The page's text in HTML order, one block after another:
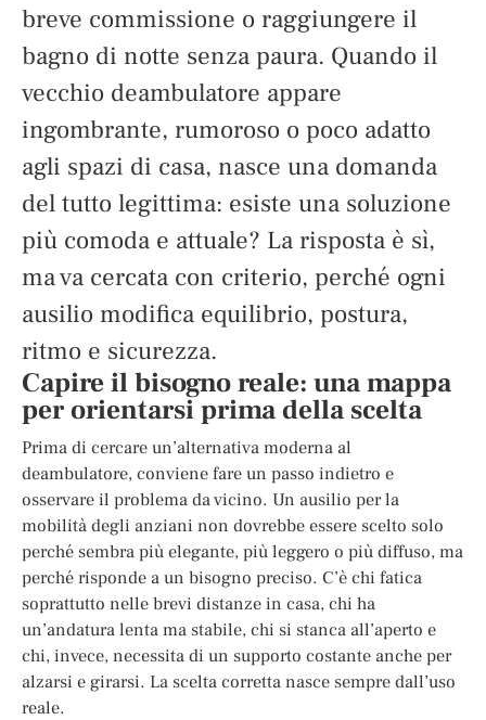
breve commissione o raggiungere il
bagno di notte senza paura. Quando il
vecchio deambulatore appare
ingombrante, rumoroso o poco adatto
agli spazi di casa, nasce una domanda
del tutto legittima: esiste una soluzione
più comoda e attuale? La risposta è sì,
ma va cercata con criterio, perché ogni
ausilio modifica equilibrio, postura,
ritmo e sicurezza.
Capire il bisogno reale: una mappa
per orientarsi prima della scelta
Prima di cercare un’alternativa moderna al
deambulatore, conviene fare un passo indietro e
osservare il problema da vicino. Un ausilio per la
mobilità degli anziani non dovrebbe essere scelto solo
perché sembra più elegante, più leggero o più diffuso, ma
perché risponde a un bisogno preciso. C’è chi fatica
soprattutto nelle brevi distanze in casa, chi ha
un’andatura lenta ma stabile, chi si stanca all’aperto e
chi, invece, necessita di un supporto costante anche per
alzarsi e girarsi. La scelta corretta nasce sempre dall’uso
reale.